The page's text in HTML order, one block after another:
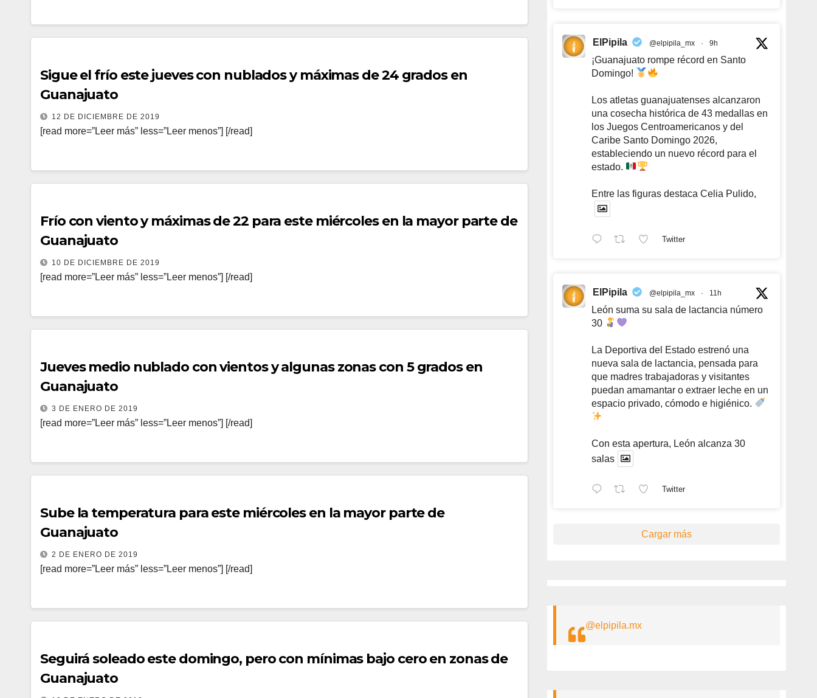
Sigue el frío este jueves con nublados y máximas de 24 grados en
Guanajuato
12 DE DICIEMBRE DE 2019
[read more=”Leer más” less=”Leer menos”] [/read]
Frío con viento y máximas de 22 para este miércoles en la mayor parte de
Guanajuato
10 DE DICIEMBRE DE 2019
[read more=”Leer más” less=”Leer menos”] [/read]
Jueves medio nublado con vientos y algunas zonas con 5 grados en
Guanajuato
3 DE ENERO DE 2019
[read more=”Leer más” less=”Leer menos”] [/read]
Sube la temperatura para este miércoles en la mayor parte de
Guanajuato
2 DE ENERO DE 2019
[read more=”Leer más” less=”Leer menos”] [/read]
Seguirá soleado este domingo, pero con mínimas bajo cero en zonas de
Guanajuato
ElPipila @elpipila_mx · 9h
¡Guanajuato rompe récord en Santo
Domingo!
Los atletas guanajuatenses alcanzaron
una cosecha histórica de 43 medallas en
los Juegos Centroamericanos y del
Caribe Santo Domingo 2026,
estableciendo un nuevo récord para el
estado.
Entre las figuras destaca Celia Pulido,
Twitter
ElPipila @elpipila_mx · 11h
León suma su sala de lactancia número
30
La Deportiva del Estado estrenó una
nueva sala de lactancia, pensada para
que madres trabajadoras y visitantes
puedan amamantar o extraer leche en un
espacio privado, cómodo e higiénico.
Con esta apertura, León alcanza 30
salas
Twitter
Cargar más
@elpipila.mx